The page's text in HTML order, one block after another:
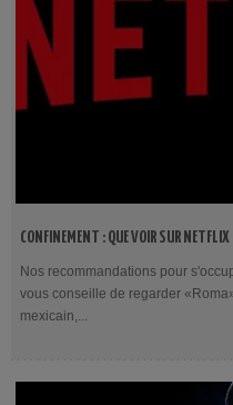
CONFINEMENT : QUE VOIR SUR NETFLIX
Nos recommandations pour s'occuper
vous conseille de regarder
mexicain,...